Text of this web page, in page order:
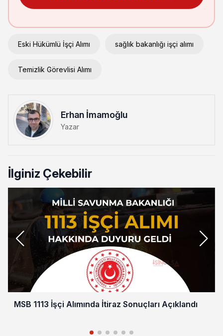
Eski Hükümlü İşçi Alımı sağlık bakanlığı işçi alımı
Temizlik Görevlisi Alımı
Erhan İmamoğlu
Yazar
İlginiz Çekebilir
MSB 1113 İşçi Alımında İtiraz Sonuçları Açıklandı